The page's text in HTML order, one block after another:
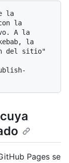
la
A la
la
del sitio"
Pages se